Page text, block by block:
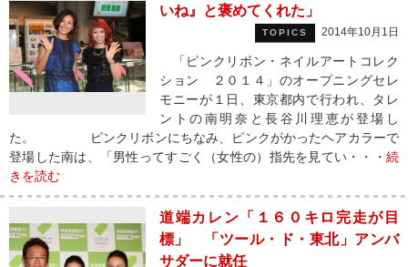
いね』と褒めてくれた」
TOPICS 2014年10月1日
「ピンクリボン・ネイルアートコレク
ション ２０１４」のオープニングセレ
モニーが１日、東京都内で行われ、タレ
ントの南明奈と長谷川理恵が登場し
た。 ピンクリボンにちなみ、ピンクがかったヘアカラーで
登場した南は、「男性ってすごく（女性の）指先を見てい・・・ 続
きを読む
道端カレン「１６０キロ完走が目
標」 「ツール・ド・東北」アンバ
サダーに就任